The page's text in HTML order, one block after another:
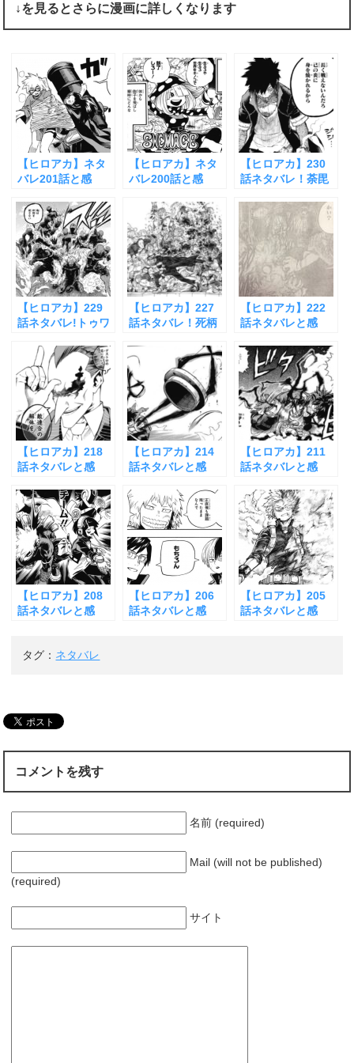
↓を見るとさらに漫画に詳しくなります
【ヒロアカ】ネタ
バレ201話と感
決着！
【ヒロアカ】ネタ
バレ200話と感
個性
【ヒロアカ】230
話ネタバレ！荼毘
覚！？
【ヒロアカ】229
話ネタバレ!トゥワ
し仲間のために戦
う!
【ヒロアカ】227
話ネタバレ！死柄
長！
【ヒロアカ】222
話ネタバレと感
去が判明！
【ヒロアカ】218
話ネタバレと感
動
【ヒロアカ】214
話ネタバレと感
ールが真の”覚醒”
【ヒロアカ】211
話ネタバレと感
ー・オールの暴走
【ヒロアカ】208
話ネタバレと感
【ヒロアカ】206
話ネタバレと感
【ヒロアカ】205
話ネタバレと感
タグ： ネタバレ
コメントを残す
名前 (required)
Mail (will not be published)
(required)
サイト